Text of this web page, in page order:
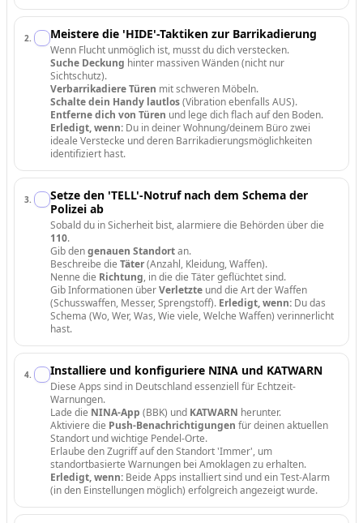
2. Meistere die 'HIDE'-Taktiken zur Barrikadierung
Wenn Flucht unmöglich ist, musst du dich verstecken.
Suche Deckung hinter massiven Wänden (nicht nur
Sichtschutz).
Verbarrikadiere Türen mit schweren Möbeln.
Schalte dein Handy lautlos(Vibration ebenfalls AUS).
Entferne dich von Türen und lege dich flach auf den Boden.
Erledigt, wenn: Du in deiner Wohnung/deinem Büro zwei
ideale Verstecke und deren Barrikadierungsmöglichkeiten
identifiziert hast.
3.
Setze den 'TELL'-Notruf nach dem Schema der
Polizei ab
Sobald du in Sicherheit bist, alarmiere die Behörden über die
110.
Gib dengenauen Standortan.
Beschreibe die Täter(Anzahl, Kleidung, Waffen).
Nenne die Richtung, in die die Täter geflüchtet sind.
Gib Informationen überVerletzte und die Art der Waffen
(Schusswaffen, Messer, Sprengstoff). Erledigt, wenn: Du das
Schema (Wo, Wer, Was, Wie viele, Welche Waffen) verinnerlicht
hast.
4. Installiere und konfiguriere NINA und KATWARN
Diese Apps sind in Deutschland essenziell für Echtzeit-
Warnungen.
Lade die NINA-App (BBK) und KATWARN herunter.
Aktiviere die Push-Benachrichtigungen für deinen aktuellen
Standort und wichtige Pendel-Orte.
Erlaube den Zugriff auf den Standort 'Immer', um
standortbasierte Warnungen bei Amoklagen zu erhalten.
Erledigt, wenn: Beide Apps installiert sind und ein Test-Alarm
(in den Einstellungen möglich) erfolgreich angezeigt wurde.